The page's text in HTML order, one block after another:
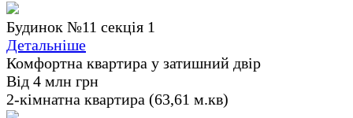
Будинок №11 секція 1
Детальніше
Комфортна квартира у затишний двір
Від 4 млн грн
2-кімнатна квартира (63,61 м.кв)